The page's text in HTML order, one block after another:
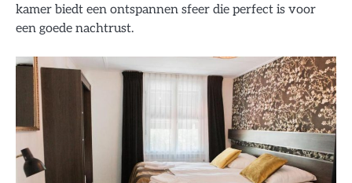
kamer biedt een ontspannen sfeer die perfect is voor
een goede nachtrust.